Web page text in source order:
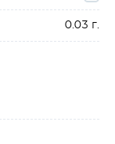
0.03 г.